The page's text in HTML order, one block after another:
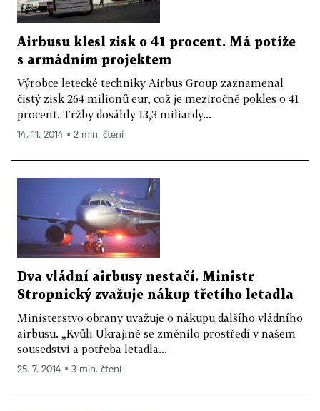
Airbusu klesl zisk o 41 procent. Má potíže
s armádním projektem
Výrobce letecké techniky Airbus Group zaznamenal
čistý zisk 264 milionů eur, což je meziročně pokles o 41
procent. Tržby dosáhly 13,3 miliardy...
14. 11. 2014 ▪ 2 min. čtení
Dva vládní airbusy nestačí. Ministr
Stropnický zvažuje nákup třetího letadla
Ministerstvo obrany uvažuje o nákupu dalšího vládního
airbusu. „Kvůli Ukrajině se změnilo prostředí v našem
sousedství a potřeba letadla...
25. 7. 2014 ▪ 3 min. čtení